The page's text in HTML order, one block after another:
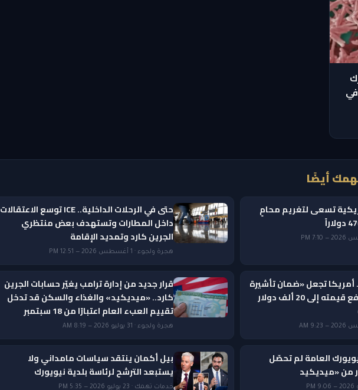
أيضًا
تسعى لتغريم محامٍ
حتى في الرحلات الداخلية.. ICE توسع الاعتقالات
داخل المطارات وتستهدف بعض منتظري
الجرين كارد وتمديد الإقامة
هجرة ولجوء · 1 أغسطس 2026 — 12:51 PM
أمريكا تجعل «ضمان تأشيرة
الزيارة» دائمًا وترفع قيمته إلى 20 ألف دولار
قرار جديد من إدارة ترامب يغيّر حسابات الجرين
كارد.. «ميديكيد» والغذاء والسكن قد تدخل
تقييم العبء العام اعتبارًا من 18 سبتمبر
هجرة ولجوء · 31 يوليو 2026 — 8:19 AM
العامة لم تحصّل
بيل أكمان ينتقد سياسات مامداني ولا
يستبعد الترشح لرئاسة بلدية نيويورك
خدمات تهمك · 23 يوليو 2026 — 5:35 PM